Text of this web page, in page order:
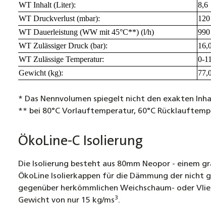
WT Inhalt (Liter):
8,6
WT Druckverlust (mbar):
120
WT Dauerleistung (WW mit 45°C**) (l/h)
990
WT Zulässiger Druck (bar):
WT Zulässige Temperatur:
0-
Gewicht (kg):
* Das Nennvolumen spiegelt nicht den exakten
** bei 80°C Vorlauftemperatur, 60°C
ÖkoLine-C Isolierung
Die Isolierung besteht aus 80mm Neopor - einem
ÖkoLine Isolierkappen für die Dämmung der nicht
gegenüber herkömmlichen Weichschaum- oder
Gewicht von nur 15 kg/ms3.